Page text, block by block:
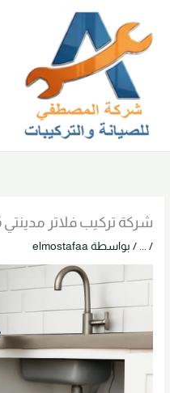
المحتوى
شركة تركيب فلاتر مدينتي 01211880876
/ / بواسطة elmostafaa